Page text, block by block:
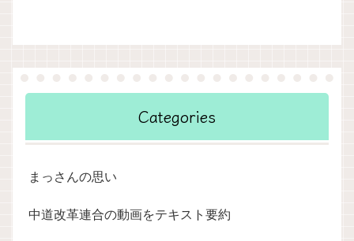
Categories
まっさんの思い
中道改革連合の動画をテキスト要約